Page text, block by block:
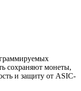
сохраняют монеты,
и защиту от ASIC-